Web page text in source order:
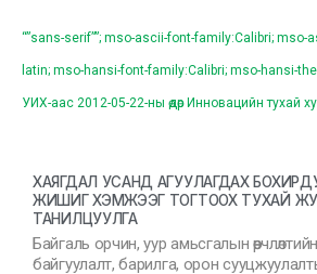
“”sans-serif””; mso-ascii-font-family:Calibri;
latin; mso-hansi-font-family:Calibri; mso-hansi-
УИХ-аас 2012-05-22-ны өдөр Инновацийн тухай
ХАЯГДАЛ УСАНД АГУУЛАГДАХ
ЖИШИГ ХЭМЖЭЭГ ТОГТООХ ТУХАЙ
ТАНИЛЦУУЛГА
Байгаль орчин, уур амьсгалын
байгуулалт, барилга, орон